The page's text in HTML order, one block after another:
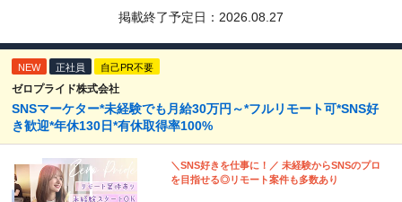
掲載終了予定日： 2026.08.27
NEW 正社員 自己PR不要
ゼロプライド株式会社
SNSマーケター*未経験でも月給30万円～*フルリモート可*SNS好
き歓迎*年休130日*有休取得率100%
＼SNS好きを仕事に！／ 未経験からSNSのプロ
を目指せる◎リモート案件も多数あり